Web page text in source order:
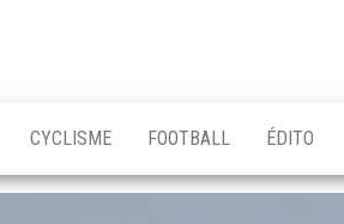
CYCLISME FOOTBALL ÉDITO